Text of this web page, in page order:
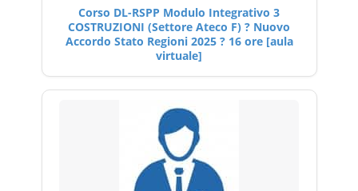
Corso DL-RSPP Modulo Integrativo 3
COSTRUZIONI (Settore Ateco F) ? Nuovo
Accordo Stato Regioni 2025 ? 16 ore [aula
virtuale]